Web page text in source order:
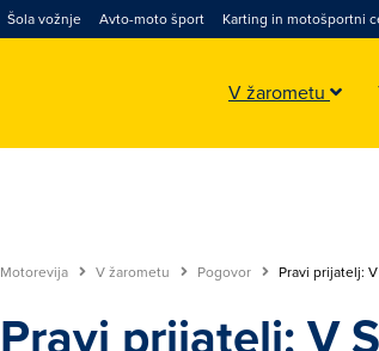
Šola vožnje Avto-moto šport Karting in motošportni
V žarometu
Motorevija V žarometu Pogovor Pravi prijatelj:
Pravi prijatelj: V